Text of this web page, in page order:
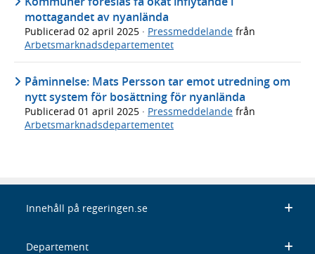
mottagandet av nyanlända
Publicerad 02 april 2025 · Pressmeddelande från
Arbetsmarknadsdepartementet
Påminnelse: Mats Persson tar emot utredning om
nytt system för bosättning för nyanlända
Publicerad 01 april 2025 · Pressmeddelande från
Arbetsmarknadsdepartementet
Innehåll på regeringen.se
Departement